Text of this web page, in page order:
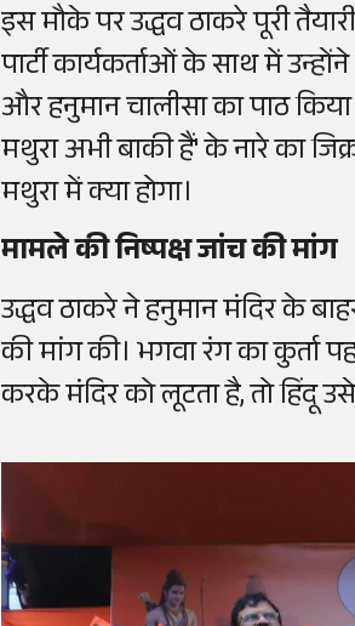
इस मौके पर उद्धव ठाकरे पूरी
पार्टी कार्यकर्ताओं के साथ में
और हनुमान चालीसा का पाठ
मथुरा अभी बाकी हैं' के नारे का
मथुरा में क्या होगा।
मामले की निष्पक्ष जांच की मांग
उद्धव ठाकरे ने हनुमान मंदिर के
की मांग की। भगवा रंग का कुर्ता
करके मंदिर को लूटता है, तो हिंदू